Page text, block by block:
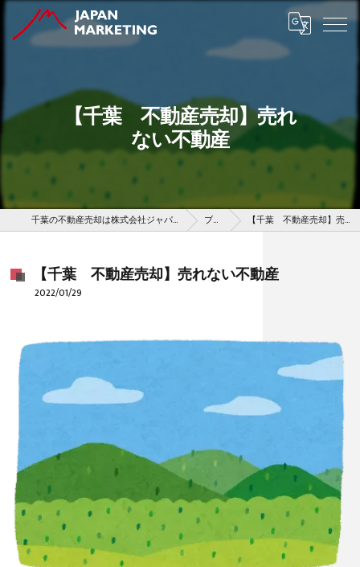
【千葉 不動産売却】売れ
ない不動産
千葉の不動産売却は株式会社ジャパンマーケティング ブログ 【千葉 不動産売却】売れない不動産
【千葉 不動産売却】売れない不動産
2022/01/29